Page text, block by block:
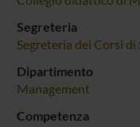
Segreteria
Segreteria dei Corsi
Dipartimento
Management
Competenza